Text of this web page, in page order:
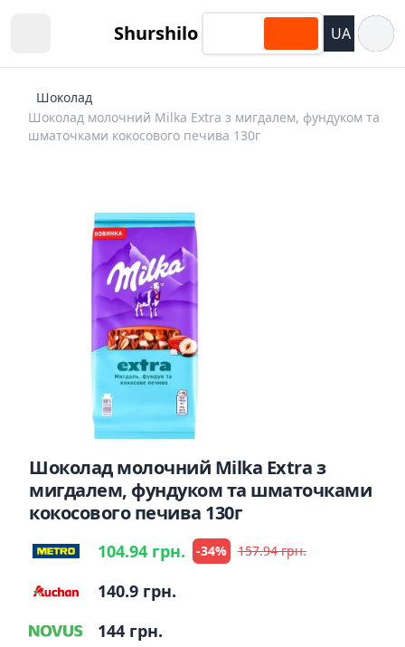
Shurshilo UA
Шоколад
Шоколад молочний Milka Extra з мигдалем, фундуком та
шматочками кокосового печива 130г
Шоколад молочний Milka Extra з
мигдалем, фундуком та шматочками
кокосового печива 130г
104.94 грн. -34% 157.94 грн.
140.9 грн.
144 грн.